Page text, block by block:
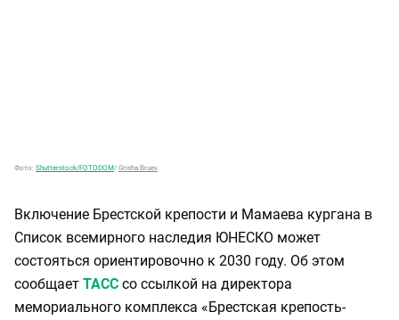
Фото: Shutterstock/FOTODOM/ Grisha Bruev
Включение Брестской крепости и Мамаева кургана в
Список всемирного наследия ЮНЕСКО может
состояться ориентировочно к 2030 году. Об этом
сообщает ТАСС со ссылкой на директора
мемориального комплекса «Брестская крепость-